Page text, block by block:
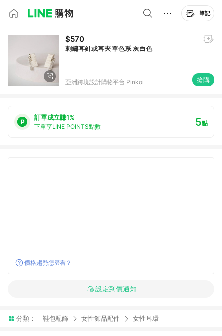
筆記
$570
刺繡耳針或耳夾 單色系 灰白色
亞洲跨境設計購物平台 Pinkoi 搶購
訂單成立賺1%
下單享LINE POINTS點數 5點
價格趨勢怎麼看？
設定到價通知
分類： 鞋包配飾 女性飾品配件 女性耳環